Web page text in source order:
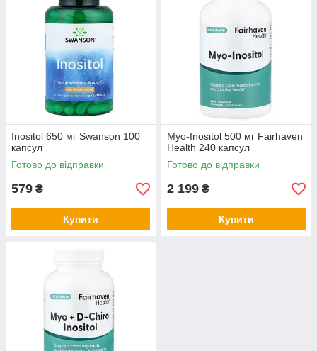
Inositol 650 мг Swanson 100
капсул
Готово до відправки
579 ₴
Купити
Myo-Inositol 500 мг Fairhaven
Health 240 капсул
Готово до відправки
2 199 ₴
Купити